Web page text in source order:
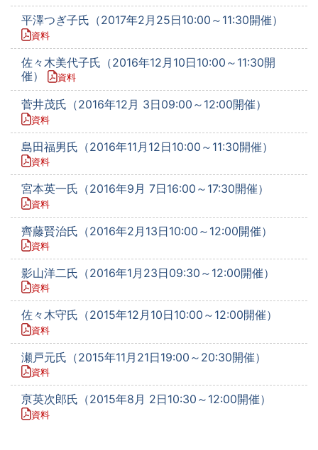
平澤つぎ子氏（2017年2月25日10:00～11:30開催）
資料
佐々木美代子氏（2016年12月10日10:00～11:30開
催）
資料
菅井茂氏（2016年12月 3日09:00～12:00開催）
資料
島田福男氏（2016年11月12日10:00～11:30開催）
資料
宮本英一氏（2016年9月 7日16:00～17:30開催）
資料
齊藤賢治氏（2016年2月13日10:00～12:00開催）
資料
影山洋二氏（2016年1月23日09:30～12:00開催）
資料
佐々木守氏（2015年12月10日10:00～12:00開催）
資料
瀬戸元氏（2015年11月21日19:00～20:30開催）
資料
亰英次郎氏（2015年8月 2日10:30～12:00開催）
資料